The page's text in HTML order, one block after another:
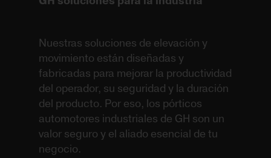
Nuestras soluciones de elevación y
movimiento están diseñadas y
fabricadas para mejorar la productividad
del operador, su seguridad y la duración
del producto. Por eso, los pórticos
automotores industriales de GH son un
valor seguro y el aliado esencial de tu
negocio.